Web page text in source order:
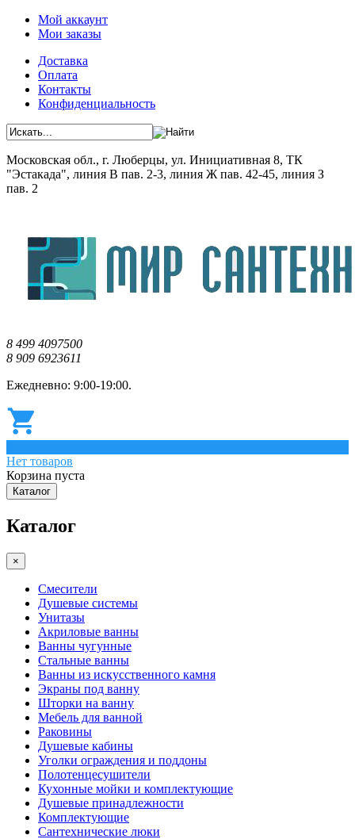
Мой аккаунт
Мои заказы
Доставка
Оплата
Контакты
Конфиденциальность
Московская обл., г. Люберцы, ул. Инициативная 8, ТК
"Эстакада", линия В пав. 2-3, линия Ж пав. 42-45, линия З
пав. 2
8 499 4097500
8 909 6923611
Ежедневно: 9:00-19:00.
Нет товаров
Корзина пуста
Каталог
Каталог
×
Смесители
Душевые системы
Унитазы
Акриловые ванны
Ванны чугунные
Стальные ванны
Ванны из искусственного камня
Экраны под ванну
Шторки на ванну
Мебель для ванной
Раковины
Душевые кабины
Уголки ограждения и поддоны
Полотенцесушители
Кухонные мойки и комплектующие
Душевые принадлежности
Комплектующие
Сантехнические люки